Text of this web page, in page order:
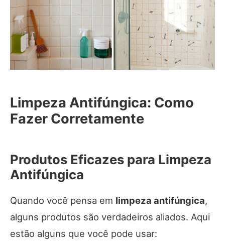
Limpeza Antifúngica: Como
Fazer Corretamente
Produtos Eficazes para Limpeza
Antifúngica
Quando você pensa em limpeza antifúngica,
alguns produtos são verdadeiros aliados. Aqui
estão alguns que você pode usar: